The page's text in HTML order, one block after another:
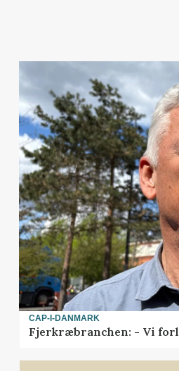
CAP-I-DANMARK
Fjerkræbranchen: - Vi